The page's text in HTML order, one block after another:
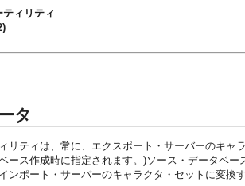
ィリティ
タ
リティは、常に、エクスポート・サーバーのキ
ース作成時に指定されます。)ソース・データベ
ンポート・サーバーのキャラクタ・セットに変換